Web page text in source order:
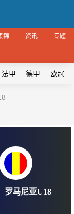
锦 资讯 专题
法甲 德甲 欧冠